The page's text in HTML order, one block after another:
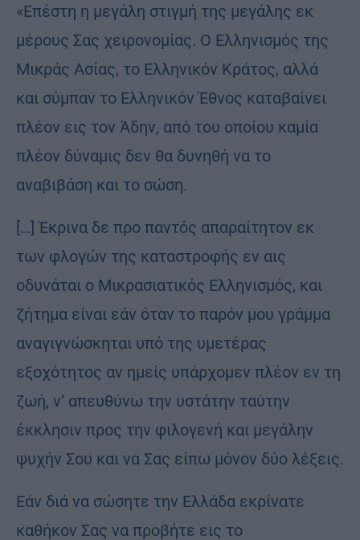
«Επέστη η μεγάλη στιγμή της μεγάλης εκ
μέρους Σας χειρονομίας. Ο Ελληνισμός της
Μικράς Ασίας, το Ελληνικόν Κράτος, αλλά
και σύμπαν το Ελληνικόν Έθνος καταβαίνει
πλέον εις τον Άδην, από του οποίου καμία
πλέον δύναμις δεν θα δυνηθή να το
αναβιβάση και το σώση.
[…] Έκρινα δε προ παντός απαραίτητον εκ
των φλογών της καταστροφής εν αις
οδυνάται ο Μικρασιατικός Ελληνισμός, και
ζήτημα είναι εάν όταν το παρόν μου γράμμα
αναγιγνώσκηται υπό της υμετέρας
εξοχότητος αν ημείς υπάρχομεν πλέον εν τη
ζωή, ν’ απευθύνω την υστάτην ταύτην
έκκλησιν προς την φιλογενή και μεγάλην
ψυχήν Σου και να Σας είπω μόνον δύο λέξεις.
Εάν διά να σώσητε την Ελλάδα εκρίνατε
καθήκον Σας να προβήτε εις το